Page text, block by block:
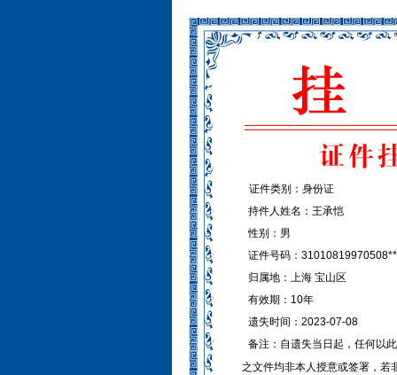
证件类别：身份证
持件人姓名：王承恺
性别：男
证件号码：
归属地：上海 宝山区
有效期：10年
遗失时间：2023-07-08
备注：自遗失当日起，任何以
之文件均非本人授意或签署，若